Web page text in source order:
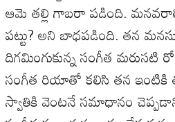
ఆమె తల్లిగాబరాపడింది.
పట్టు?అని బాధపడింది. తన
దిగమింగుకున్నసంగీత మరుసటి
సంగీత రియాతోకలిసి తన ఇంటికి
స్వాతికివెంటనేసమాధానం